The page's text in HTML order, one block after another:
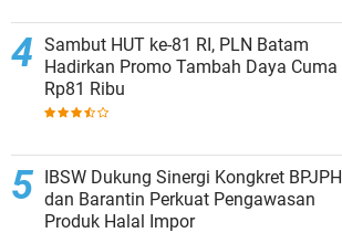
Sambut HUT ke-81 RI, PLN Batam
Hadirkan Promo Tambah Daya Cuma
Rp81 Ribu
IBSW Dukung Sinergi Kongkret BPJPH
dan Barantin Perkuat Pengawasan
Produk Halal Impor